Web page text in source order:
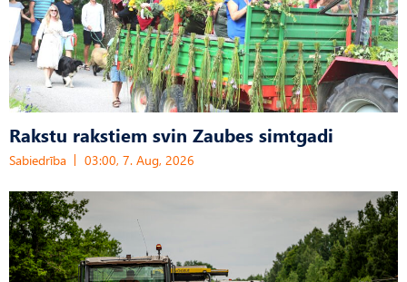
Rakstu rakstiem svin Zaubes simtgadi
Sabiedrība 03:00, 7. Aug, 2026